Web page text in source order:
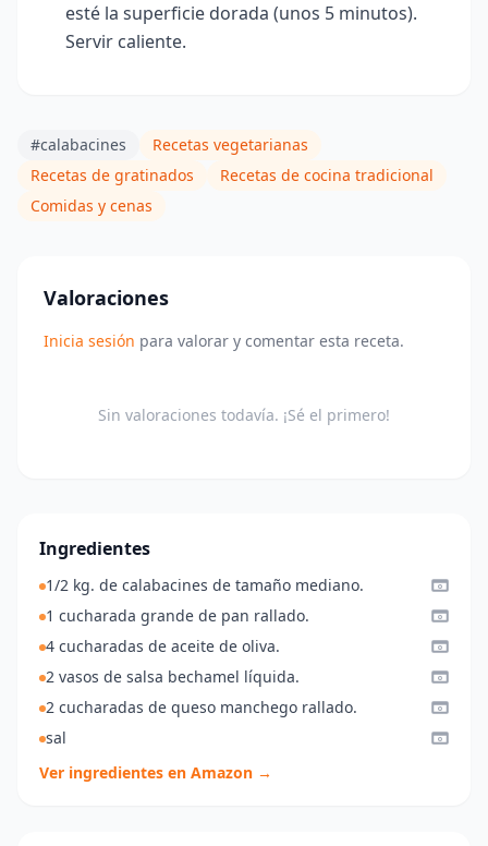
esté la superficie dorada (unos 5 minutos).
Servir caliente.
#calabacines
Recetas vegetarianas
Recetas de gratinados
Recetas de cocina tradicional
Comidas y cenas
Valoraciones
Inicia sesión para valorar y comentar esta receta.
Sin valoraciones todavía. ¡Sé el primero!
Ingredientes
1/2 kg. de calabacines de tamaño mediano.
1 cucharada grande de pan rallado.
4 cucharadas de aceite de oliva.
2 vasos de salsa bechamel líquida.
2 cucharadas de queso manchego rallado.
sal
Ver ingredientes en Amazon →